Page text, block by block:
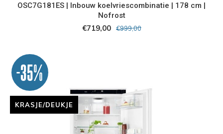
OSC7G181ES | Inbouw koelvriescombinatie | 178 cm |
Nofrost
€719,00 €999,00
-35%
KRASJE/DEUKJE